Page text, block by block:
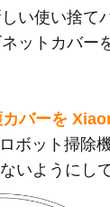
い使い捨て
ットカバー
バーを
ボット掃除
いようにし